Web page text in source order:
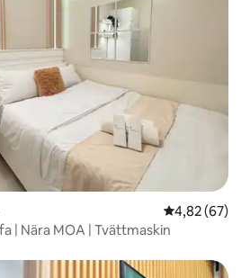
4,82 av 5 i
4,82 (67)
| Nära MOA | Tvättmaskin